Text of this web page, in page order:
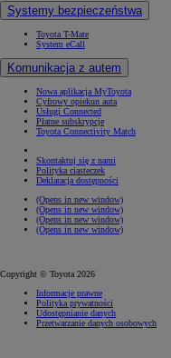
Systemy bezpieczeństwa
Toyota T-Mate
System eCall
Komunikacja z autem
Nowa aplikacja MyToyota
Cyfrowy opiekun auta
Usługi Connected
Płatne subskrypcje
Toyota Connectivity Match
Skontaktuj się z nami
Polityka ciasteczek
Deklaracja dostępności
(Opens in new window)
(Opens in new window)
(Opens in new window)
(Opens in new window)
Copyright © Toyota 2026
Informacje prawne
Polityka prywatności
Udostępnianie danych
Przetwarzanie danych osobowych